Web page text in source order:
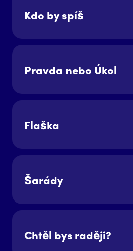
Kdo by spíš
Pravda nebo Úkol
Flaška
Šarády
Chtěl bys raději?